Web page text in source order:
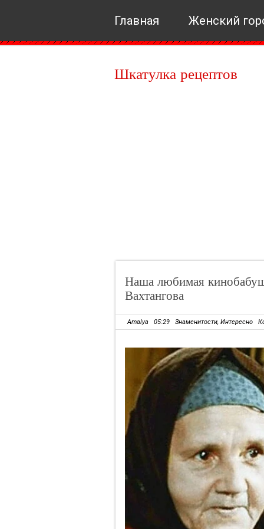
Главная Женский
Шкатулка рецептов
Наша любимая
Вахтангова
Amalya 05:29 Знаменитости, Интересно